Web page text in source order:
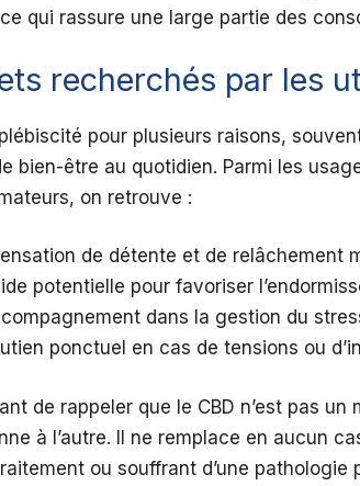
qui rassure une large partie des
recherchés par les
pour plusieurs raisons,
bien-être au quotidien. Parmi les
on retrouve :
de détente et de relâchement
potentielle pour favoriser
dans la gestion du
ponctuel en cas de tensions ou
de rappeler que le CBD n’est pas
à l’autre. Il ne remplace en aucun
ou souffrant d’une